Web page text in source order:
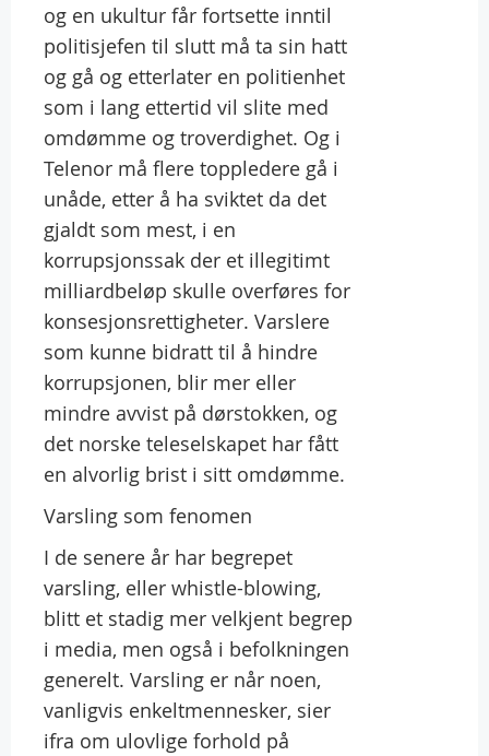
og en ukultur får fortsette inntil
politisjefen til slutt må ta sin hatt
og gå og etterlater en politienhet
som i lang ettertid vil slite med
omdømme og troverdighet. Og i
Telenor må flere toppledere gå i
unåde, etter å ha sviktet da det
gjaldt som mest, i en
korrupsjonssak der et illegitimt
milliardbeløp skulle overføres for
konsesjonsrettigheter. Varslere
som kunne bidratt til å hindre
korrupsjonen, blir mer eller
mindre avvist på dørstokken, og
det norske teleselskapet har fått
en alvorlig brist i sitt omdømme.
Varsling som fenomen
I de senere år har begrepet
varsling, eller whistle-blowing,
blitt et stadig mer velkjent begrep
i media, men også i befolkningen
generelt. Varsling er når noen,
vanligvis enkeltmennesker, sier
ifra om ulovlige forhold på